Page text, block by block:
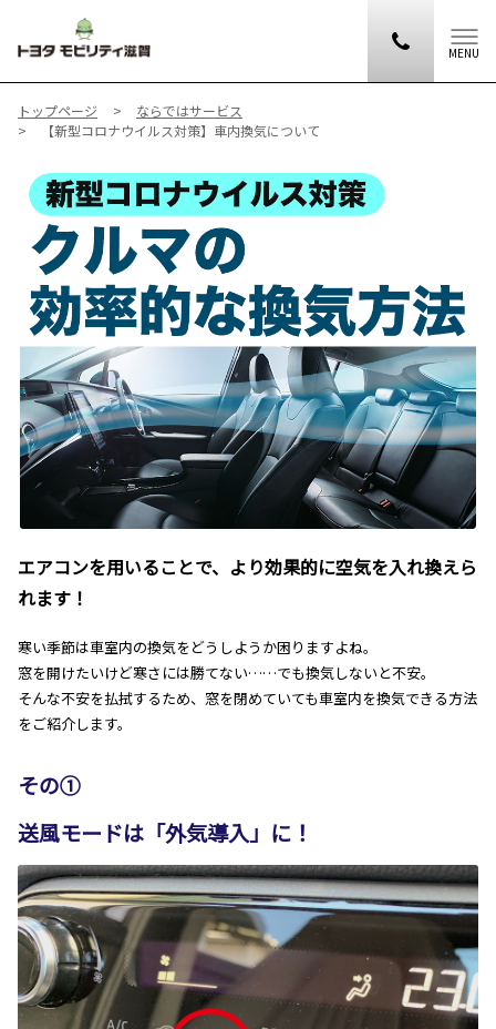
MENU
トップページ
ならではサービス
【新型コロナウイルス対策】車内換気について
エアコンを用いることで、より効果的に空気を入れ換えら
れます！
寒い季節は車室内の換気をどうしようか困りますよね。
窓を開けたいけど寒さには勝てない……でも換気しないと不安。
そんな不安を払拭するため、窓を閉めていても車室内を換気できる方法
をご紹介します。
その①
送風モードは「外気導入」に！